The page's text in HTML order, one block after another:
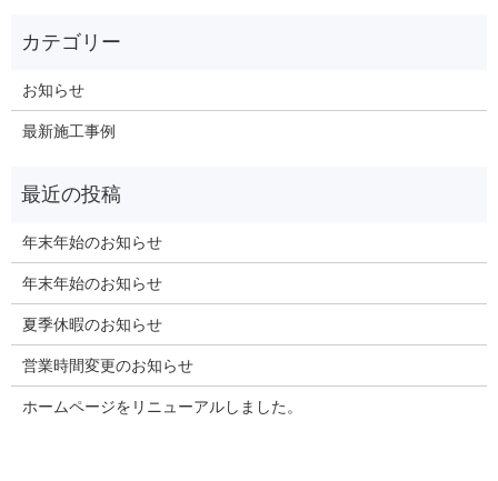
お知らせ
最新施工事例
年末年始のお知らせ
年末年始のお知らせ
夏季休暇のお知らせ
営業時間変更のお知らせ
ホームページをリニューアルしました。